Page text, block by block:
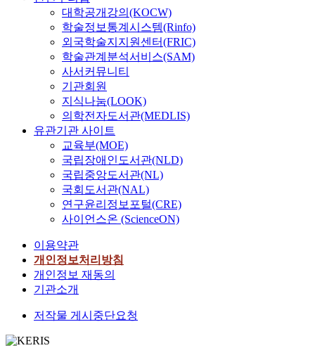
결
대학공개강의(KOCW)
학술정보통계시스템(Rinfo)
외국학술지지원센터(FRIC)
학술관계분석서비스(SAM)
사서커뮤니티
기관회원
지식나눔(LOOK)
의학전자도서관(MEDLIS)
유관기관 사이트
교육부(MOE)
국립장애인도서관(NLD)
국립중앙도서관(NL)
국회도서관(NAL)
연구윤리정보포털(CRE)
사이언스온 (ScienceON)
이용약관
개인정보처리방침
개인정보 재동의
기관소개
저작물 게시중단요청